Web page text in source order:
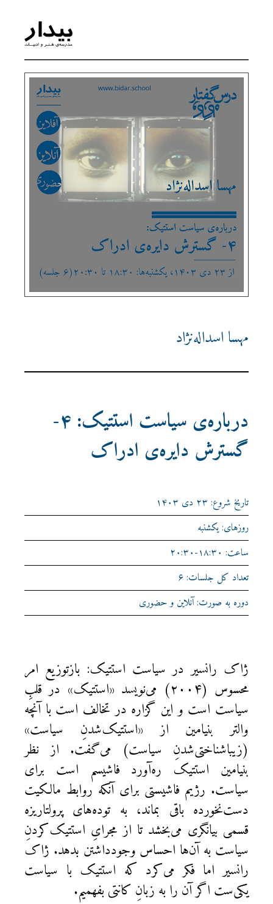
مهسا اسداله‌نژاد
درباره‌ی سیاست استتیک: ۴-
گسترش دایره‌ی ادراک
تاریخ شروع: ۲۳ دی ۱۴۰۳
روزهای: یکشنبه
ساعت: ۱۸:۳۰-۲۰:۳۰
تعداد کل جلسات: ۶
دوره به صورت: آنلاین و حضوری
ژاک رانسیر در سیاست استتیک: بازتوزیع امر
محسوس (۲۰۰۴) می‌نویسد «استتیک» در قلبِ
سیاست است و این گزاره در تخالف است با آنچه
والتر بنیامین از «استتیک‌شدنِ سیاست»
(زیباشناختی‌شدنِ سیاست) می‌گفت. از نظر
بنیامین استتیک ره‌آورد فاشیسم است برای
سیاست. رژیم فاشیستی برای آنکه روابط مالکیت
دست‌نخورده باقی بماند، به توده‌های پرولتاریزه
قسمی بیانگری می‌بخشد تا از مجرایِ استتیک‌کردنِ
سیاست به آن‌ها احساس وجودداشتن بدهد. ژاک
رانسیر اما فکر می‌کرد که استتیک با سیاست
یکی‌‌ست اگر آن‌ را به زبانِ کانتی بفهمیم.